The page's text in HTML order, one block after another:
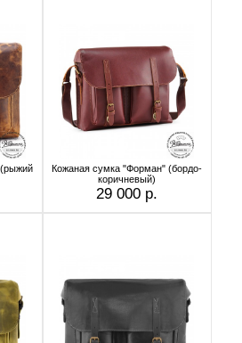
Кожаная сумка "Форман" (бордо-
коричневый)
29 000 р.